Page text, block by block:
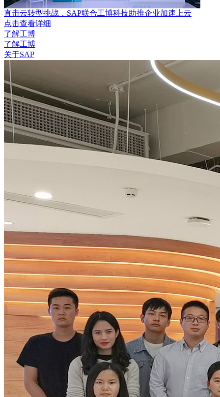
直击云转型挑战，SAP联合工博科技助推企业加速上云
点击查看详细
了解工博
了解工博
关于SAP